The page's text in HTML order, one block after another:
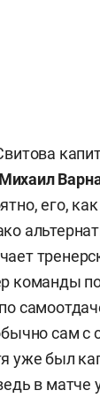
Михаил
его,
команды
сам с
уже был
в матче